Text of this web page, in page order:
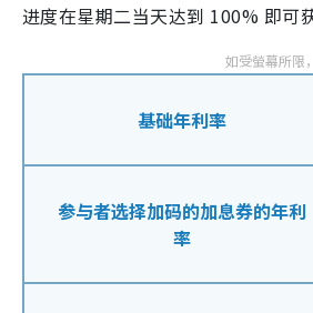
进度在星期二当天达到 100% 即可
基础年利率
参与者选择加码的加息券的年利
率